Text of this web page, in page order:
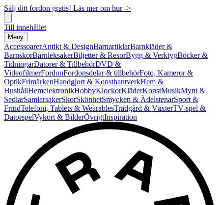
Sälj ditt fordon gratis! Läs mer om hur ->
Till innehållet
Meny
AccessoarerAntikt & DesignBarnartiklarBarnkläder &
BarnskorBarnleksakerBiljetter & ResorBygg & VerktygBöcker &
TidningarDatorer & TillbehörDVD &
VideofilmerFordonFordonsdelar & tillbehörFoto, Kameror &
OptikFrimärkenHandgjort & KonsthantverkHem &
HushållHemelektronikHobbyKlockorKläderKonstMusikMynt &
SedlarSamlarsakerSkorSkönhetSmycken & ÄdelstenarSport &
FritidTelefoni, Tablets & WearablesTrädgård & VäxterTV-spel &
DatorspelVykort & BilderÖvrigtInspiration